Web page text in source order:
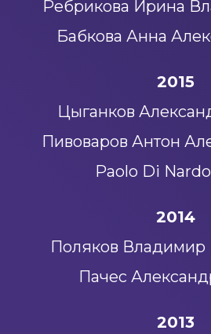
Ребрикова Ирина
Бабкова Анна
2015
Цыганков
Пивоваров Антон
Paolo Di
2014
Поляков Владимир
Пачес
2013